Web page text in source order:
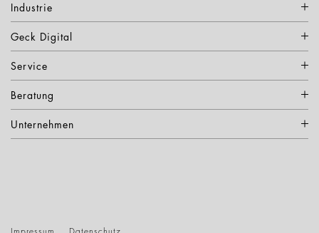
Industrie
Geck Digital
Service
Beratung
Unternehmen